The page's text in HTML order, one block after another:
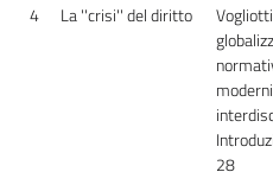
4
La ''crisi'' del diritto
28